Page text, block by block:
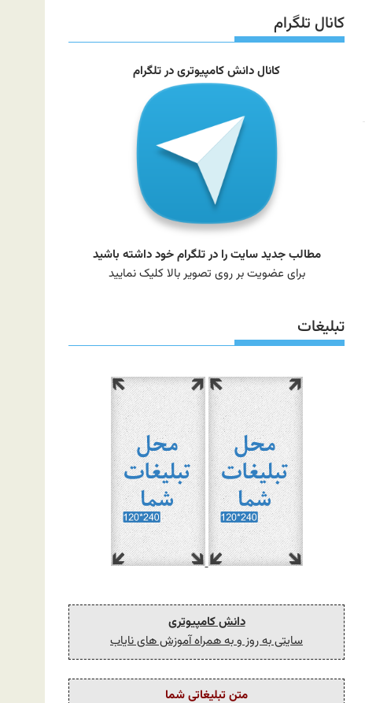
سایت
کانال تلگرام
کانال دانش کامپیوتری در تلگرام
مطالب جدید سایت را در تلگرام خود داشته باشید
برای عضویت بر روی تصویر بالا کلیک نمایید
تبلیغات
دانش کامپیوتری
سایتی به روز و به همراه آموزش های نایاب
متن تبلیغاتی شما